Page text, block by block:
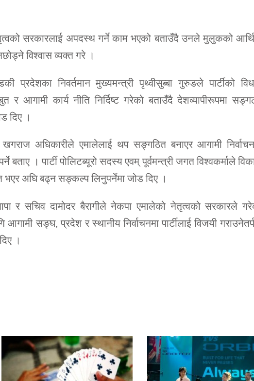
सरकारलाई अपदस्थ गर्ने काम भएको बताउँदै उनले मुलुकको
विश्वास व्यक्त गरे ।
प्रदेशका निवर्तमान मुख्यमन्त्री पृथ्वीसुब्बा गुरुङले पार्टीको
आगामी कार्य नीति निर्दिष्ट गरेको बताउँदै देशव्यापीरूपमा
दिए ।
खगराज अधिकारीले एमालेलाई थप सङ्गठित बनाएर आगामी
बताए । पार्टी पोलिटब्यूरो सदस्य एवम् पूर्वमन्त्री जगत विश्वकर्माले
भएर अघि बढ्न सङ्कल्प लिनुपर्नेमा जोड दिए ।
र सचिव दामोदर बैरागीले नेकपा एमालेको नेतृत्वको सरकारले
आगामी सङ्घ, प्रदेश र स्थानीय निर्वाचनमा पार्टीलाई विजयी
।